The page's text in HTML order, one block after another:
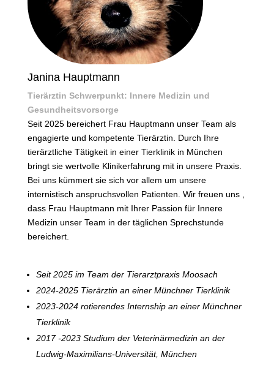
Janina Hauptmann
Tierärztin Schwerpunkt: Innere Medizin und
Gesundheitsvorsorge
Seit 2025 bereichert Frau Hauptmann unser Team als
engagierte und kompetente Tierärztin. Durch Ihre
tierärztliche Tätigkeit in einer Tierklinik in München
bringt sie wertvolle Klinikerfahrung mit in unsere Praxis.
Bei uns kümmert sie sich vor allem um unsere
internistisch anspruchsvollen Patienten. Wir freuen uns ,
dass Frau Hauptmann mit Ihrer Passion für Innere
Medizin unser Team in der täglichen Sprechstunde
bereichert.
Seit 2025 im Team der Tierarztpraxis Moosach
2024-2025 Tierärztin an einer Münchner Tierklinik
2023-2024 rotierendes Internship an einer Münchner
Tierklinik
2017 -2023 Studium der Veterinärmedizin an der
Ludwig-Maximilians-Universität, München